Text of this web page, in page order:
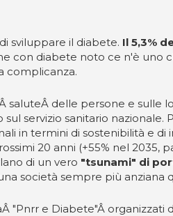
sviluppare il diabete. Il 5,3%
con diabete noto ce n'è uno
complicanza.
saluteÂ delle persone e sulle
servizio sanitario nazionale.
in termini di sostenibilità e
20 anni (+55% nel 2035,
di un vero "tsunami" di
società sempre più anziana
"Pnrr e Diabete"Â organizzati